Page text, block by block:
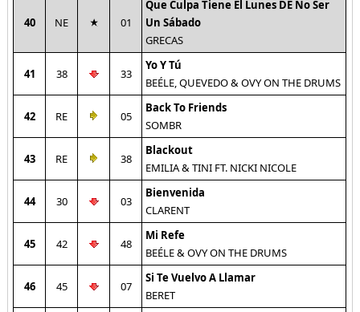
40 NE 01
Que Culpa Tiene El Lunes DE No Ser
Un Sábado
GRECAS
41 38 33
Yo Y Tú
BEÉLE, QUEVEDO & OVY ON THE DRUMS
42 RE 05
Back To Friends
SOMBR
43 RE 38
Blackout
EMILIA & TINI FT. NICKI NICOLE
44 30 03
Bienvenida
CLARENT
45 42 48
Mi Refe
BEÉLE & OVY ON THE DRUMS
46 45 07
Si Te Vuelvo A Llamar
BERET